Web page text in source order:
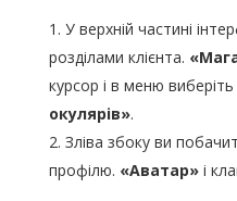
У верхній частині
розділами клієнта.
курсор і в меню виберіть
окулярів».
Зліва збоку ви
профілю. «Аватар»і